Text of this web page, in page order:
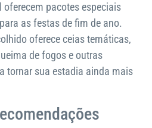
pacotes especiais
as festas de fim de ano.
oferece ceias temáticas,
de fogos e outras
tornar sua estadia ainda mais